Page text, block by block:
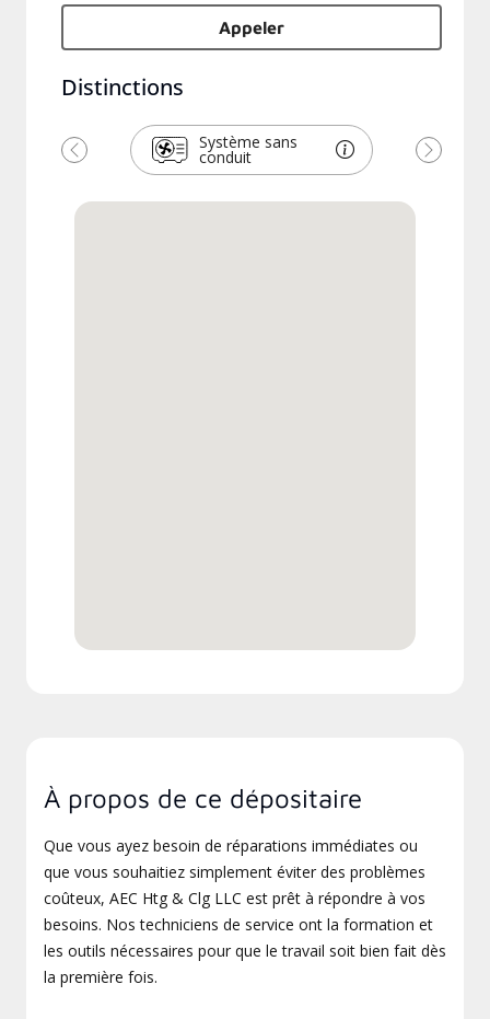
Appeler
Distinctions
Système sans
conduit
Previous Next
À propos de ce dépositaire
Que vous ayez besoin de réparations immédiates ou
que vous souhaitiez simplement éviter des problèmes
coûteux, AEC Htg & Clg LLC est prêt à répondre à vos
besoins. Nos techniciens de service ont la formation et
les outils nécessaires pour que le travail soit bien fait dès
la première fois.